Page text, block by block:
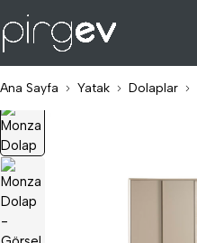
Ana Sayfa Yatak Dolaplar